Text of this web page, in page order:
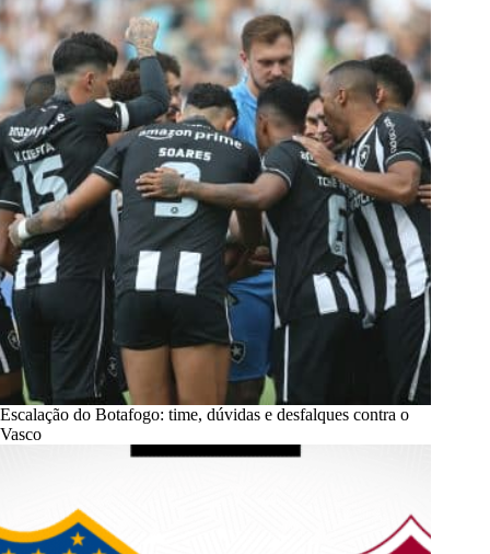
Escalação do Botafogo: time, dúvidas e desfalques contra o
Vasco